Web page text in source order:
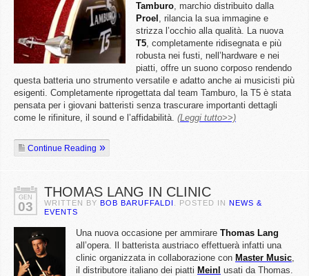
Tamburo, marchio distribuito dalla
Proel , rilancia la sua immagine e
strizza l’occhio alla qualità. La nuova
T5, completamente ridisegnata e più
robusta nei fusti, nell’hardware e nei
piatti, offre un suono corposo rendendo
questa batteria uno strumento versatile e adatto anche ai musicisti più
esigenti. Completamente riprogettata dal team Tamburo, la T5 è stata
pensata per i giovani batteristi senza trascurare importanti dettagli
come le rifiniture, il sound e l’affidabilità. (Leggi tutto>>)
Continue Reading
GEN
03
THOMAS LANG IN CLINIC
WRITTEN BY BOB BARUFFALDI . POSTED IN NEWS &
EVENTS
Una nuova occasione per ammirare Thomas Lang
all’opera. Il batterista austriaco effettuerà infatti una
clinic organizzata in collaborazione con Master Music,
il distributore italiano dei piatti Meinl usati da Thomas.